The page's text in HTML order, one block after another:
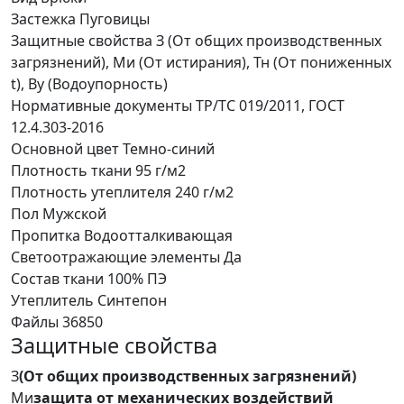
Застежка Пуговицы
Защитные свойства З (От общих производственных
загрязнений), Ми (От истирания), Тн (От пониженных
t), Ву (Водоупорность)
Нормативные документы ТР/ТС 019/2011, ГОСТ
12.4.303-2016
Основной цветТемно-синий
Плотность ткани 95 г/м2
Плотность утеплителя 240 г/м2
Пол Мужской
Пропитка Водоотталкивающая
Светоотражающие элементы Да
Состав ткани 100% ПЭ
Утеплитель Синтепон
Файлы 36850
Защитные свойства
З(От общих производственных загрязнений)
Мизащита от механических воздействий